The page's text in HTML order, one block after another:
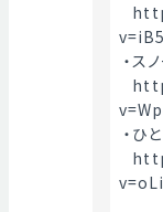
・ス
・ひ